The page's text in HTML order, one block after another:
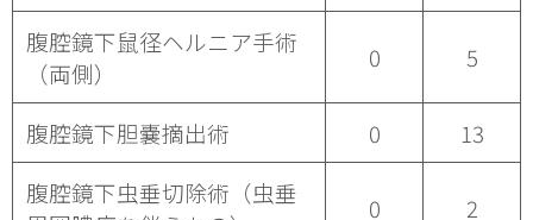
腹腔鏡下鼠径ヘルニア手術
（両側）
0 5
腹腔鏡下胆嚢摘出術 0
13
腹腔鏡下虫垂切除術（虫垂
0 2